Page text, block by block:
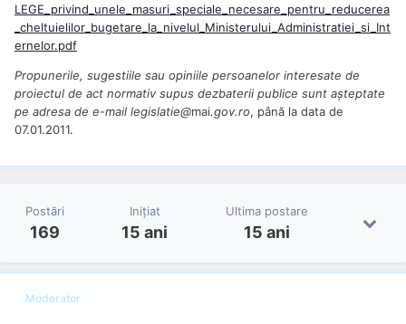
LEGE_privind_unele_masuri_speciale_necesare_pentru_reducerea
_cheltuielilor_bugetare_la_nivelul_Ministerului_Administratiei_si_Int
ernelor.pdf
Propunerile, sugestiile sau opiniile persoanelor interesate de
proiectul de act normativ supus dezbaterii publice sunt aşteptate
pe adresa de e-mail legislatie@mai.gov.ro, până la data de
07.01.2011.
Postări
169
Iniţiat
15 ani
Ultima postare
15 ani
Moderator